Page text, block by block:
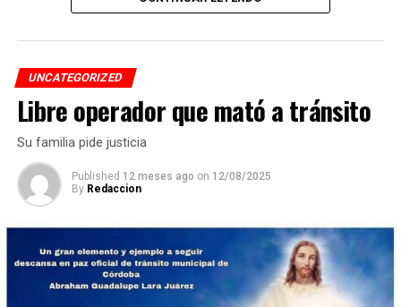
tendrá lugar los días 5 y 6 de septiembre en Cancún,
Quintana Roo.
De obtener resultados favorables en esa etapa, el equipo
tendría la posibilidad de representar a México en la final
internacional de la WRO, que se efectuará en Costa Rica.
UNCATEGORIZED
Libre operador que mató a tránsito
Su familia pide justicia
Published 12 meses ago on 12/08/2025
By Redaccion